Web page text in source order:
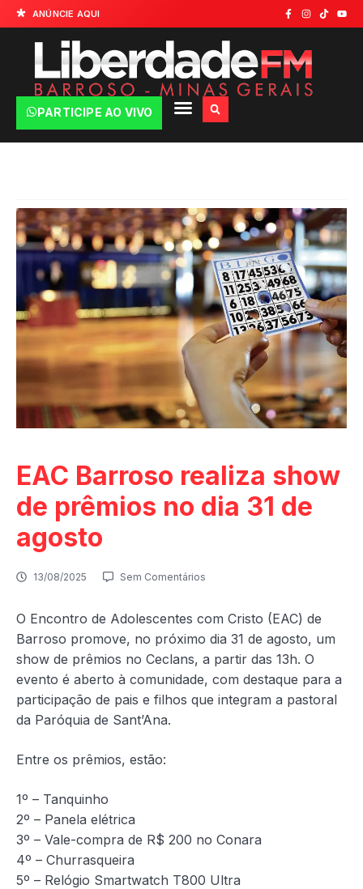
ANÚNCIE AQUI
PARTICIPE AO VIVO
EAC Barroso realiza show
de prêmios no dia 31 de
agosto
13/08/2025 Sem Comentários
O Encontro de Adolescentes com Cristo (EAC) de
Barroso promove, no próximo dia 31 de agosto, um
show de prêmios no Ceclans, a partir das 13h. O
evento é aberto à comunidade, com destaque para a
participação de pais e filhos que integram a pastoral
da Paróquia de Sant’Ana.
Entre os prêmios, estão:
1º – Tanquinho
2º – Panela elétrica
3º – Vale-compra de R$ 200 no Conara
4º – Churrasqueira
5º – Relógio Smartwatch T800 Ultra